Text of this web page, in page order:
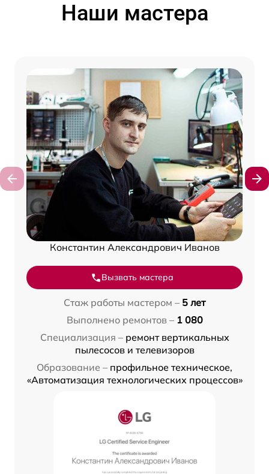
Наши мастера
Константин Александрович Иванов
Вызвать мастера
Стаж работы мастером – 5 лет
Выполнено ремонтов – 1 080
Специализация – ремонт вертикальных
пылесосов и телевизоров
Образование – профильное техническое,
«Автоматизация технологических процессов»